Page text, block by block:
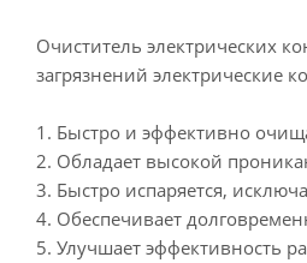
Очиститель электрических
загрязнений электрические
1. Быстро и эффективно
2. Обладает высокой
3. Быстро испаряется,
4. Обеспечивает
5. Улучшает эффективность